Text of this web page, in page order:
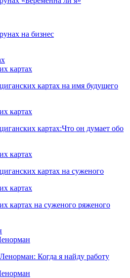
на бизнес
картах
картах на имя будущего
картах
картах:Что он думает обо
картах
картах на суженого
картах
картах на суженого ряженого
Когда я найду работу